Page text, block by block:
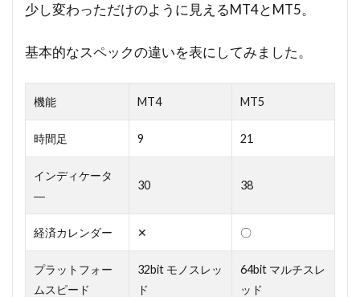
少し変わっただけのように見えるMT4とMT5。
基本的なスペックの違いを表にしてみました。
機能 MT4 MT5
時間足 9 21
インディケータ
―
30 38
経済カレンダー ✕ 〇
プラットフォー
ムスピード
32bit モノスレッ
ド
64bit マルチスレ
ッド